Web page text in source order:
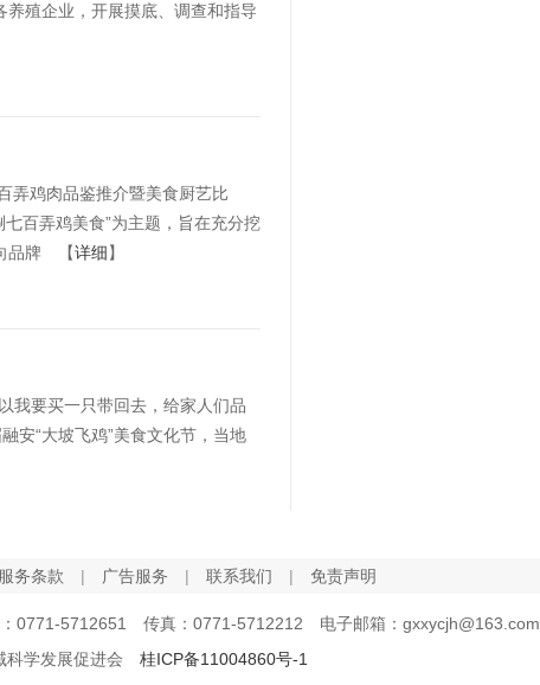
殖企业，开展摸底、调查和指导
鸡肉品鉴推介暨美食厨艺比
百弄鸡美食”为主题，旨在充分挖
品牌 【详细】
要买一只带回去，给家人们品
安“大坡飞鸡”美食文化节，当地
服务条款 | 广告服务 | 联系我们 | 免责声明
0771-5712651 传真：0771-5712212 电子邮箱：gxxycjh@163.com
科学发展促进会 桂ICP备11004860号-1